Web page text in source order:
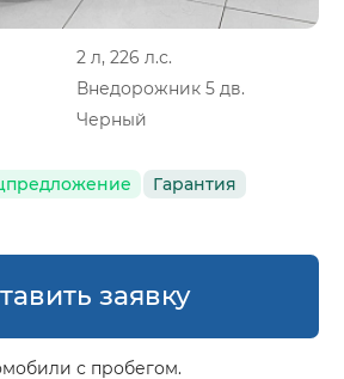
2 л, 226 л.с.
Внедорожник 5 дв.
Черный
Гарантия
заявку
с пробегом.